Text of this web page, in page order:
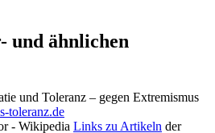
und ähnlichen
und Toleranz – gegen Extremismus
toleranz.de
- Wikipedia Links zu Artikeln der